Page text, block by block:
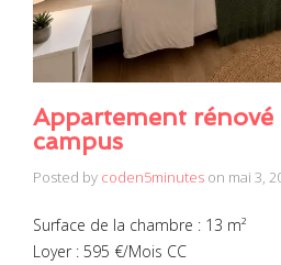
Appartement rénové
campus
Posted by coden5minutes on mai 3,
Surface de la chambre : 13 m²
Loyer : 595 €/Mois CC